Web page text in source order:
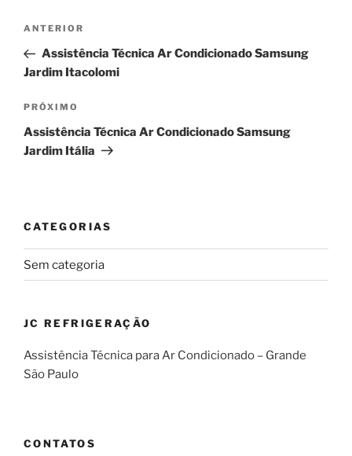
Navegação
Post
Post
anterior
ANTERIOR
Assistência Técnica Ar Condicionado Samsung
Jardim Itacolomi
Próximo
post
PRÓXIMO
Assistência Técnica Ar Condicionado Samsung
Jardim Itália
CATEGORIAS
Sem categoria
JC REFRIGERAÇÃO
Assistência Técnica para Ar Condicionado – Grande
São Paulo
CONTATOS